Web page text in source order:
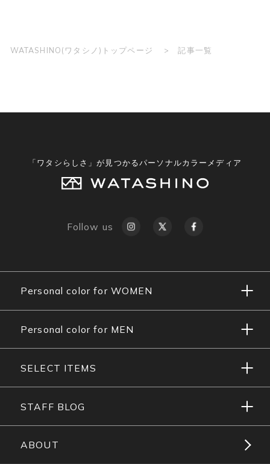
WATASHINO(ワタシノ)トップページ 記事一覧
「ワタシらしさ」が見つかるパーソナルカラーメディア
Follow us
Personal color for WOMEN
Personal color for MEN
SELECT ITEMS
STAFF BLOG
ABOUT